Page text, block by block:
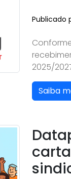
Publicado
2025/
Saiba